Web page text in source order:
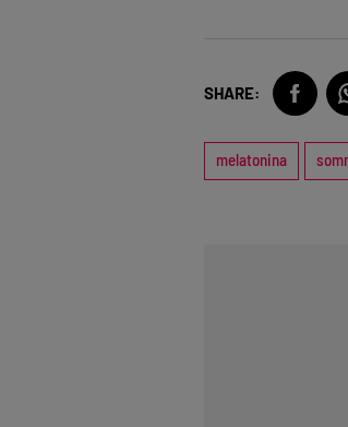
SHARE:
melatonina